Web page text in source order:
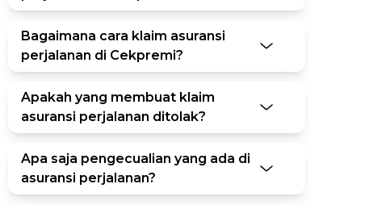
Bagaimana cara klaim asuransi
perjalanan di Cekpremi?
Apakah yang membuat klaim
asuransi perjalanan ditolak?
Apa saja pengecualian yang ada di
asuransi perjalanan?